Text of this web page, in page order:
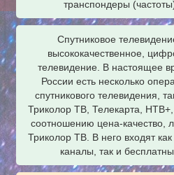
транспондеры
Спутниковое
высококачественное,
телевидение. В настоящее
России есть несколько
спутникового телевидения,
Триколор ТВ, Телекарта,
соотношению цена-качество,
Триколор ТВ. В него входят
каналы, так и